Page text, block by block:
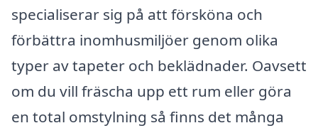
specialiserar sig på att försköna och
förbättra inomhusmiljöer genom olika
typer av tapeter och beklädnader. Oavsett
om du vill fräscha upp ett rum eller göra
en total omstylning så finns det många